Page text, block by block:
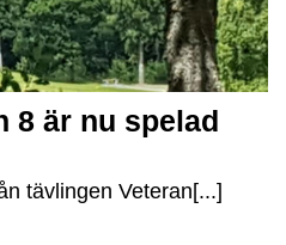
8 är nu spelad
tävlingen Veteran[...]